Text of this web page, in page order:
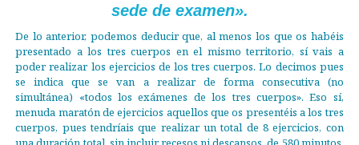
sede de examen».
De lo anterior, podemos deducir que, al menos los que os habéis
presentado a los tres cuerpos en el mismo territorio, sí vais a
poder realizar los ejercicios de los tres cuerpos. Lo decimos pues
se indica que se van a realizar de forma consecutiva (no
simultánea) «todos los exámenes de los tres cuerpos». Eso sí,
menuda maratón de ejercicios aquellos que os presentéis a los tres
cuerpos, pues tendríais que realizar un total de 8 ejercicios, con